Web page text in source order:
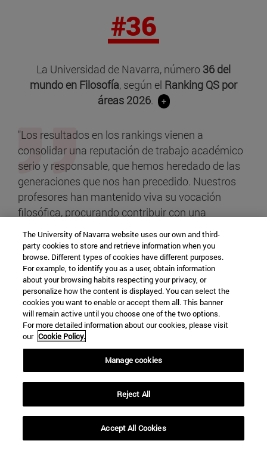
SOLICITAR INFORMACION
#36
La Universidad de Navarra, número 36 del
mundo en Filosofía, según el Ranking QS por
áreas 2026. +
"Los resultados en los rankings vienen a
consolidar una reputación de trabajo académico
serio y responsable, que hemos heredado de las
generaciones que nos han precedido. Nuestros
profesores han mantenido viva su vocación
filosófica, procurando contribuir con una
investigación relevante a los debates filosóficos,
y manteniendo viva la ilusión de formar buenos
filósofos, abiertos al diálogo con una sociedad y
con otras disciplinas."
ANA MARTA GONZÁLEZ
Directora del Departamento de Filosofía
DESCUBRE
NUESTRO CAMPUS DE
The University of Navarra website uses our own and third-
party cookies to store and retrieve information when you
browse. Different types of cookies have different purposes.
For example, to identify you as a user, obtain information
about your browsing habits respecting your privacy, or
personalize how the content is displayed. You can select the
cookies you want to enable or accept them all. This banner
will remain active until you choose one of the two options.
For more detailed information about our cookies, please visit
our Cookie Policy.
Manage cookies
Reject All
Accept All Cookies